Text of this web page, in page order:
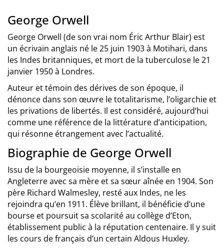
George Orwell
George Orwell (de son vrai nom Éric Arthur Blair) est
un écrivain anglais né le 25 juin 1903 à Motihari, dans
les Indes britanniques, et mort de la tuberculose le 21
janvier 1950 à Londres.
Auteur et témoin des dérives de son époque, il
dénonce dans son œuvre le totalitarisme, l’oligarchie et
les privations de libertés. Il est considéré, aujourd’hui
comme une référence de la littérature d’anticipation,
qui résonne étrangement avec l’actualité.
Biographie de George Orwell
Issu de la bourgeoisie moyenne, il s’installe en
Angleterre avec sa mère et sa sœur aînée en 1904. Son
père Richard Walmesley, resté aux Indes, ne les
rejoindra qu’en 1911. Élève brillant, il bénéficie d’une
bourse et poursuit sa scolarité au collège d’Eton,
établissement public à la réputation centenaire. Il y suit
les cours de français d’un certain Aldous Huxley.